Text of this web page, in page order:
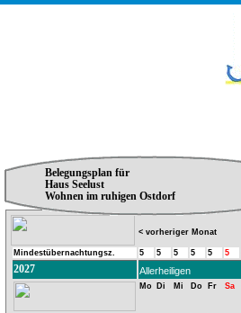
Belegungsplan für
Haus Seelust
Wohnen im ruhigen Ostdorf
< vorheriger Monat
Mindestübernachtungsz. 5 5 5 5 5 5
2027 Allerheiligen
Mo Di Mi Do Fr Sa